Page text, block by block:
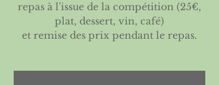
repas à l'issue de la compétition (25€,
plat, dessert, vin, café)
et remise des prix pendant le repas.